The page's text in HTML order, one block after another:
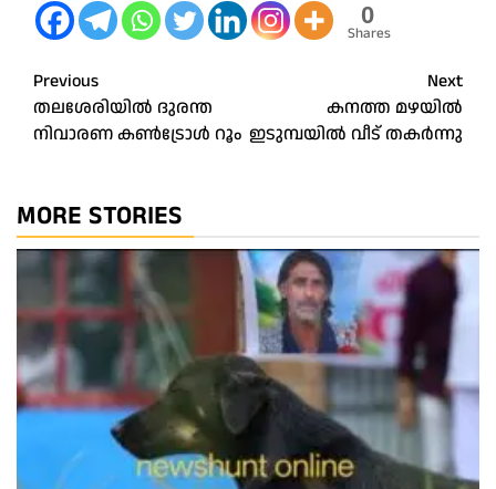
0
Shares
Post
navigation
Previous
തലശേരിയിൽ ദുരന്ത
നിവാരണ കൺട്രോൾ റൂം
Next
കനത്ത മഴയിൽ
ഇടുമ്പയിൽ വീട് തകർന്നു
MORE STORIES